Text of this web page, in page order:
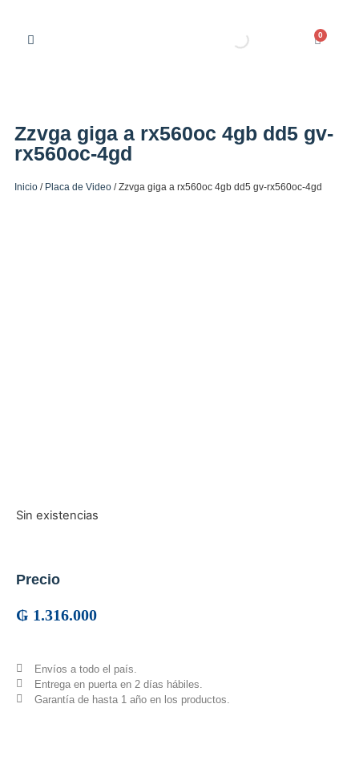
0
Zzvga giga a rx560oc 4gb dd5 gv-
rx560oc-4gd
Inicio / Placa de Video / Zzvga giga a rx560oc 4gb dd5 gv-rx560oc-4gd
Sin existencias
Precio
₲ 1.316.000
Envíos a todo el país.
Entrega en puerta en 2 días hábiles.
Garantía de hasta 1 año en los productos.